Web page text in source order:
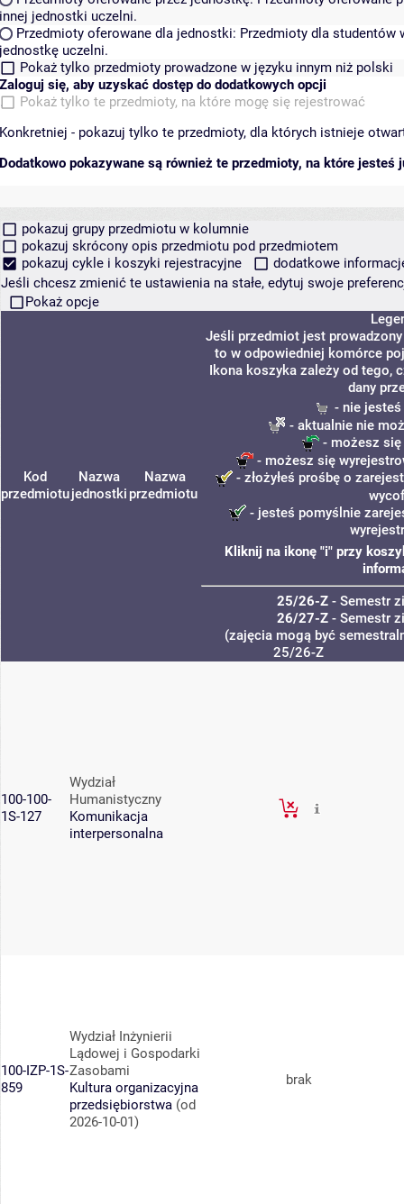
innej jednostki uczelni.
Przedmioty oferowane dla jednostki: Przedmioty dla studentów
jednostkę uczelni.
Pokaż tylko przedmioty prowadzone w języku innym niż polski
Zaloguj się, aby uzyskać dostęp do dodatkowych opcji
Pokaż tylko te przedmioty, na które mogę się rejestrować
Konkretniej - pokazuj tylko te przedmioty, dla których istnieje
Dodatkowo pokazywane są również te przedmioty, na które jesteś
pokazuj grupy przedmiotu w kolumnie
pokazuj skrócony opis przedmiotu pod przedmiotem
pokazuj cykle i koszyki rejestracyjne
dodatkowe
Jeśli chcesz zmienić te ustawienia na stałe, edytuj swoje
Pokaż opcje
Kod
przedmiotu
Nazwa
jednostki
Nazwa
przedmiotu
Jeśli przedmiot jest
to w odpowiedniej komórce
Ikona koszyka zależy od tego,
dany
- nie
- aktualnie nie
- możesz się
- możesz się
- złożyłeś prośbę o
- jesteś pomyślnie
Kliknij na ikonę "i" przy
25/26-Z - Semestr
26/27-Z - Semestr
(zajęcia mogą być
25/26-Z
100-100-
1S-127
Wydział
Humanistyczny
Komunikacja
interpersonalna
100-IZP-1S-
859
Wydział Inżynierii
Lądowej i Gospodarki
Zasobami
Kultura organizacyjna
przedsiębiorstwa (od
2026-10-01)
brak